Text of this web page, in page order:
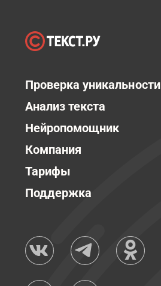
Проверка уникальности
Анализ текста
Нейропомощник
Компания
Тарифы
Поддержка